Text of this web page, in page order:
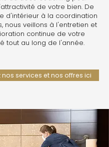
de votre bien. De
d'intérieur à la coordination
nous veillons à l'entretien et
continue de votre
tout au long de l'année.
nos services et nos offres ici